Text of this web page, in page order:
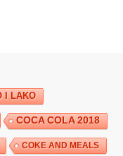
I LAKO
COCA COLA 2018
COKE AND MEALS